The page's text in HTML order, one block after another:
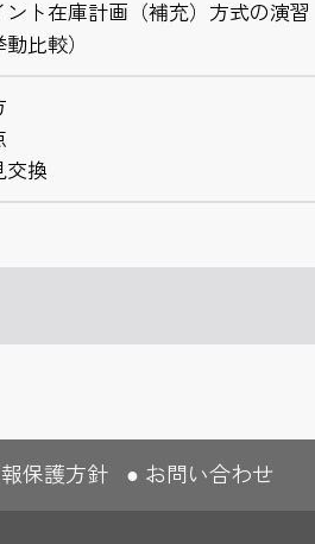
ント在庫計画（補充）方式の演
比較）
交換
保護方針 お問い合わせ